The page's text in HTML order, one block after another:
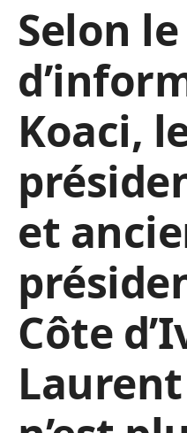
Selon
Koaci,
et
Côte